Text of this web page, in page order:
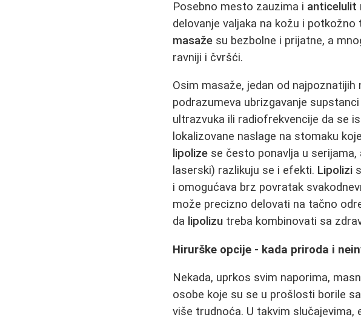
Posebno mesto zauzima i anticelulit
delovanje valjaka na kožu i
masaže su bezbolne i prijatne, a
ravniji i čvršći.
Osim masaže, jedan od
podrazumeva ubrizgavanje
ultrazvuka ili radiofrekvencije da se
lokalizovane naslage na stomaku
lipolize se često ponavlja u
laserski) razlikuju se i efekti. Lipolizi
i omogućava brz povratak
može precizno delovati na tačno
da lipolizu treba kombinovati sa
Hirurške opcije - kada priroda i
Nekada, uprkos svim naporima,
osobe koje su se u prošlosti borile
više trudnoća. U takvim